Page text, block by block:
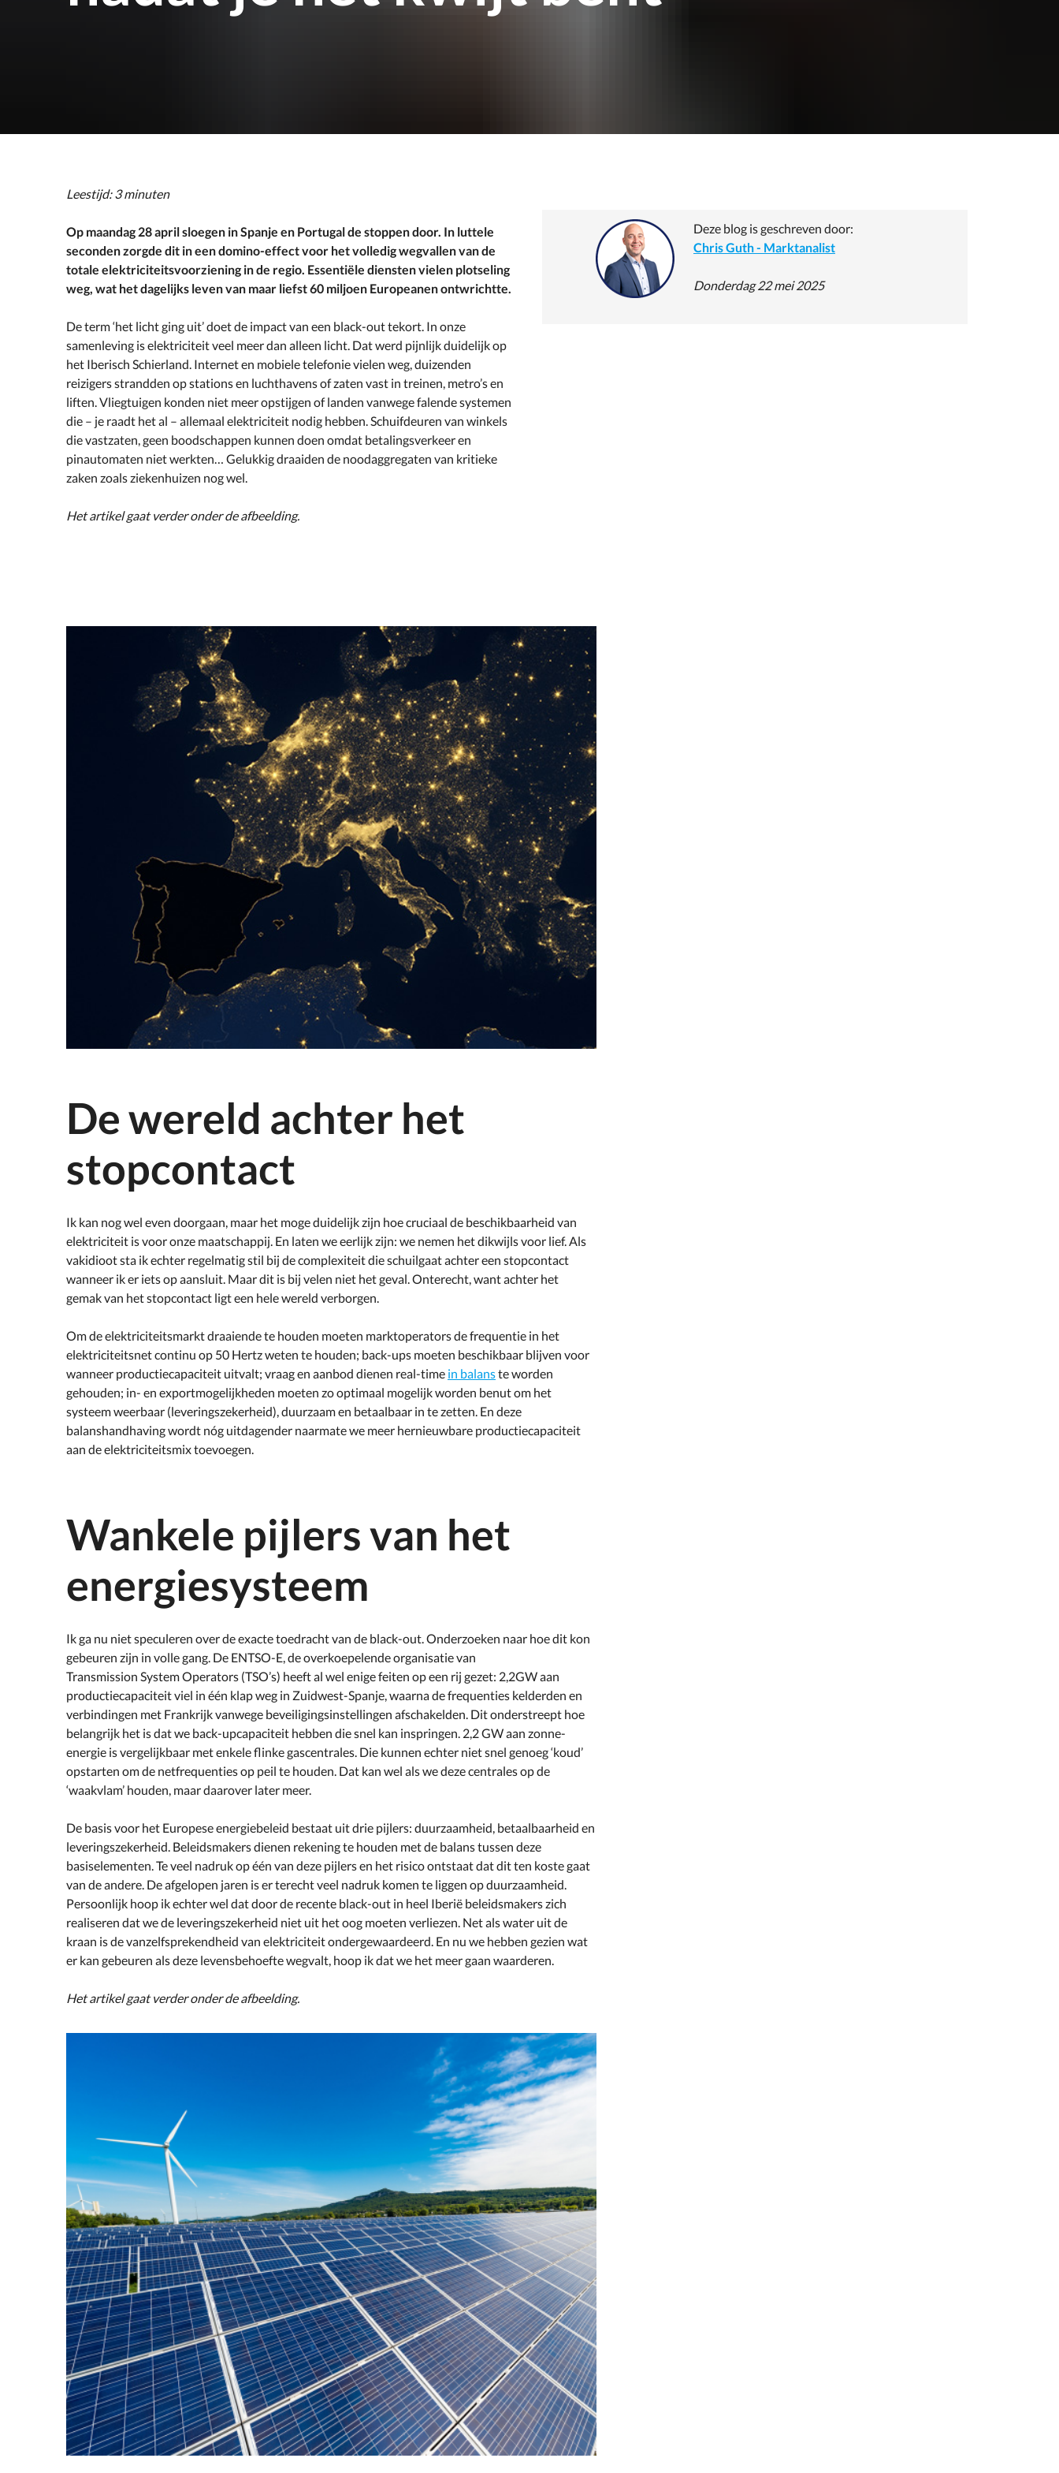
Leestijd: 3 minuten
Op maandag 28 april sloegen in Spanje en Portugal de stoppen door. In luttele
seconden zorgde dit in een domino-effect voor het volledig wegvallen van de
totale elektriciteitsvoorziening in de regio. Essentiële diensten vielen plotseling
weg, wat het dagelijks leven van maar liefst 60 miljoen Europeanen ontwrichtte.
De term ‘het licht ging uit’ doet de impact van een black-out tekort. In onze
samenleving is elektriciteit veel meer dan alleen licht. Dat werd pijnlijk duidelijk op
het Iberisch Schierland. Internet en mobiele telefonie vielen weg, duizenden
reizigers strandden op stations en luchthavens of zaten vast in treinen, metro’s en
liften. Vliegtuigen konden niet meer opstijgen of landen vanwege falende systemen
die – je raadt het al – allemaal elektriciteit nodig hebben. Schuifdeuren van winkels
die vastzaten, geen boodschappen kunnen doen omdat betalingsverkeer en
pinautomaten niet werkten… Gelukkig draaiden de noodaggregaten van kritieke
zaken zoals ziekenhuizen nog wel.
Het artikel gaat verder onder de afbeelding.
Deze blog is geschreven door:
Chris Guth - Marktanalist
Donderdag 22 mei 2025
De wereld achter het
stopcontact
Ik kan nog wel even doorgaan, maar het moge duidelijk zijn hoe cruciaal de beschikbaarheid van
elektriciteit is voor onze maatschappij. En laten we eerlijk zijn: we nemen het dikwijls voor lief. Als
vakidioot sta ik echter regelmatig stil bij de complexiteit die schuilgaat achter een stopcontact
wanneer ik er iets op aansluit. Maar dit is bij velen niet het geval. Onterecht, want achter het
gemak van het stopcontact ligt een hele wereld verborgen.
Om de elektriciteitsmarkt draaiende te houden moeten marktoperators de frequentie in het
elektriciteitsnet continu op 50 Hertz weten te houden; back-ups moeten beschikbaar blijven voor
wanneer productiecapaciteit uitvalt; vraag en aanbod dienen real-time in balanste worden
gehouden; in- en exportmogelijkheden moeten zo optimaal mogelijk worden benut om het
systeem weerbaar (leveringszekerheid), duurzaam en betaalbaar in te zetten. En deze
balanshandhaving wordt nóg uitdagender naarmate we meer hernieuwbare productiecapaciteit
aan de elektriciteitsmix toevoegen.
Wankele pijlers van het
energiesysteem
Ik ga nu niet speculeren over de exacte toedracht van de black-out. Onderzoeken naar hoe dit kon
gebeuren zijn in volle gang. De ENTSO-E, de overkoepelende organisatie van
Transmission System Operators (TSO’s) heeft al wel enige feiten op een rij gezet: 2,2GW aan
productiecapaciteit viel in één klap weg in Zuidwest-Spanje, waarna de frequenties kelderden en
verbindingen met Frankrijk vanwege beveiligingsinstellingen afschakelden. Dit onderstreept hoe
belangrijk het is dat we back-upcapaciteit hebben die snel kan inspringen. 2,2 GW aan zonne-
energie is vergelijkbaar met enkele flinke gascentrales. Die kunnen echter niet snel genoeg ‘koud’
opstarten om de netfrequenties op peil te houden. Dat kan wel als we deze centrales op de
‘waakvlam’ houden, maar daarover later meer.
De basis voor het Europese energiebeleid bestaat uit drie pijlers: duurzaamheid, betaalbaarheid en
leveringszekerheid. Beleidsmakers dienen rekening te houden met de balans tussen deze
basiselementen. Te veel nadruk op één van deze pijlers en het risico ontstaat dat dit ten koste gaat
van de andere. De afgelopen jaren is er terecht veel nadruk komen te liggen op duurzaamheid.
Persoonlijk hoop ik echter wel dat door de recente black-out in heel Iberië beleidsmakers zich
realiseren dat we de leveringszekerheid niet uit het oog moeten verliezen. Net als water uit de
kraan is de vanzelfsprekendheid van elektriciteit ondergewaardeerd. En nu we hebben gezien wat
er kan gebeuren als deze levensbehoefte wegvalt, hoop ik dat we het meer gaan waarderen.
Het artikel gaat verder onder de afbeelding.